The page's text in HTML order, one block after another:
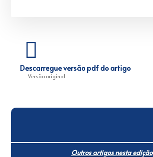
Descarregue versão pdf do artigo
Versão original
Outros artigos nesta edição